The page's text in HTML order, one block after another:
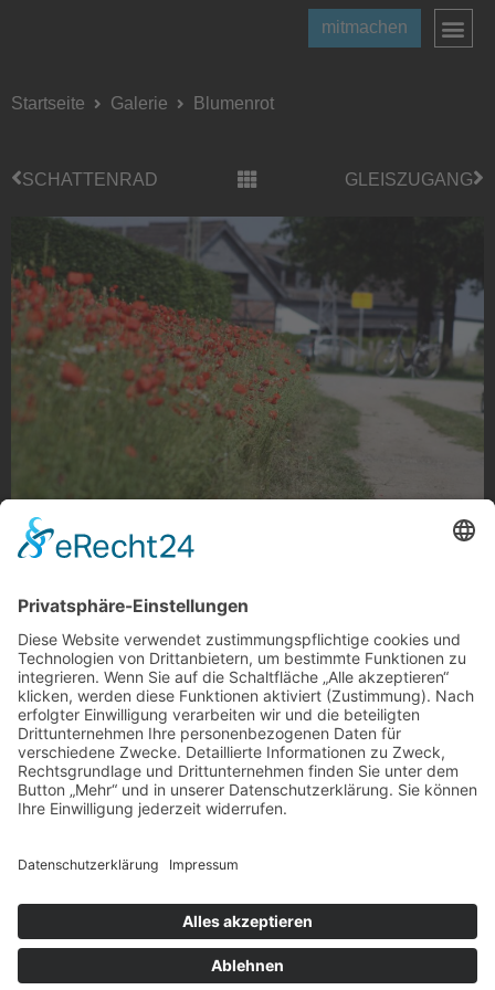
mitmachen
Startseite Galerie Blumenrot
SCHATTENRAD GLEISZUGANG
Blumenrot
Mohnblumen am Wegesrand, Rheindahlen
Foto: MG anders sehen